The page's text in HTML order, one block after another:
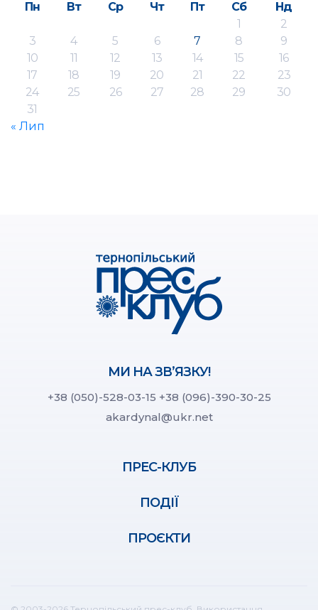
Пн
Вт Ср Чт Пт Сб
Нд
1
2
3
4 5 6 7 8
9
10
11 12 13 14 15
16
17
18 19 20 21 22
23
24
25 26 27 28 29
30
31
« Лип
МИ НА ЗВ’ЯЗКУ!
+38 (050)-528-03-15 +38 (096)-390-30-25
akardynal@ukr.net
ПРЕС-КЛУБ
ПОДІЇ
ПРОЄКТИ